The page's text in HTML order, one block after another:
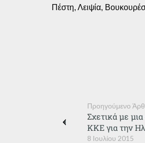
Πέστη, Λειψία,
Προηγούμενο
8 Ιουλίου 2015
Σχετικά με
ΚΚΕ για την